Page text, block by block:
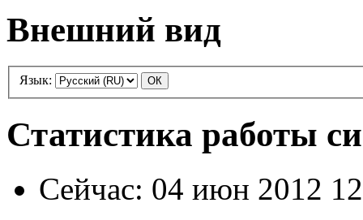
Внешний вид
Язык:
Статистика работы
Сейчас: 04 июн 2012